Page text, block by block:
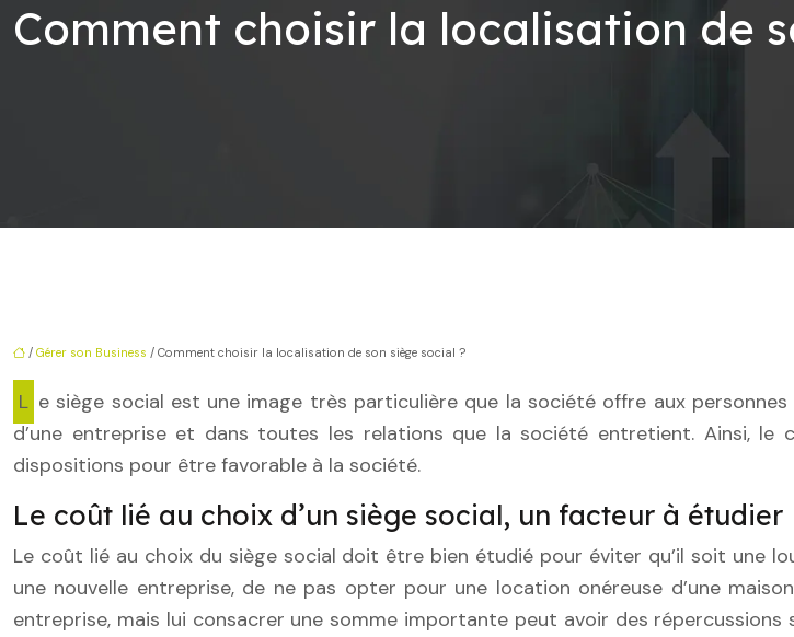
Comment choisir la localisation de
/ Gérer son Business / Comment choisir la localisation de son siège social ?
Le siège social est une image très particulière que la société offre aux personnes qui lui sont en contact. Il tient un rôle important dans la bonne marche
d’une entreprise et dans toutes les relations que la société entretient. Ainsi,
dispositions pour être favorable à la société.
Le coût lié au choix d’un siège social, un facteur à étudier
Le coût lié au choix du siège social doit être bien étudié pour éviter qu’il soit une
une nouvelle entreprise, de ne pas opter pour une location onéreuse d’une
entreprise, mais lui consacrer une somme importante peut avoir des